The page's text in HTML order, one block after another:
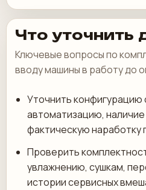
Что уточнить
Ключевые вопросы по
вводу машины в работу до
Уточнить конфигурацию
автоматизацию,
фактическую наработку
Проверить
увлажнению, сушкам,
истории сервисных